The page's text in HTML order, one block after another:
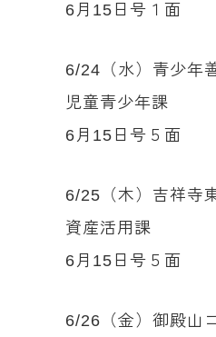
6月15日号１面
6/24（水）青少年
児童青少年課
6月15日号５面
6/25（木）吉祥寺
資産活用課
6月15日号５面
6/26（金）御殿山